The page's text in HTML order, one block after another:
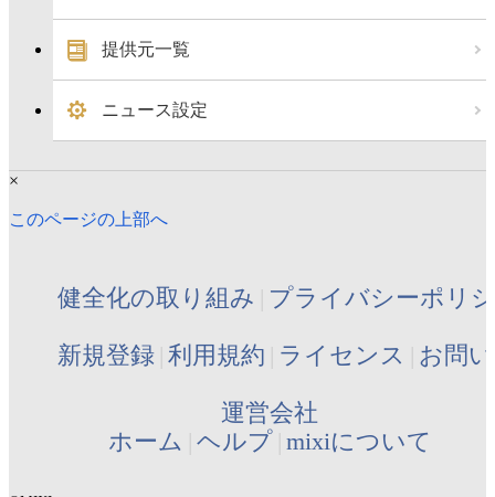
提供元一覧
ニュース設定
×
このページの上部へ
健全化の取り組み プライバシーポリ
新規登録 利用規約 ライセンス お問
運営会社
ホーム ヘルプ mixiについて